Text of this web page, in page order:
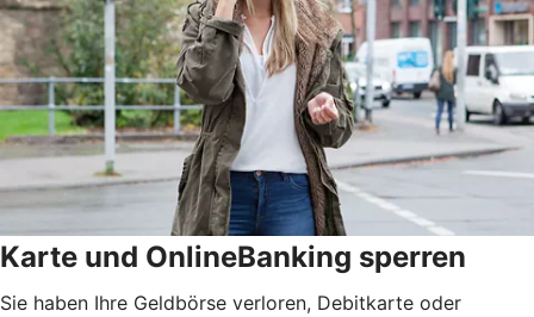
Karte und OnlineBanking sperren
Sie haben Ihre Geldbörse verloren, Debitkarte oder